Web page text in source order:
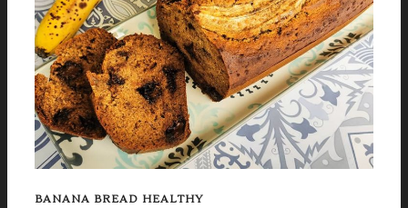
BANANA BREAD HEALTHY